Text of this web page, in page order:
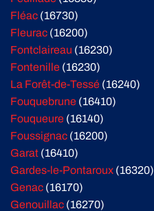
Fléac (16730)
Fleurac (16200)
Fontclaireau (16230)
Fontenille (16230)
La Forêt-de-Tessé (16240)
Fouquebrune (16410)
Fouqueure (16140)
Foussignac (16200)
Garat (16410)
Gardes-le-Pontaroux (16320)
Genac (16170)
Genouillac (16270)